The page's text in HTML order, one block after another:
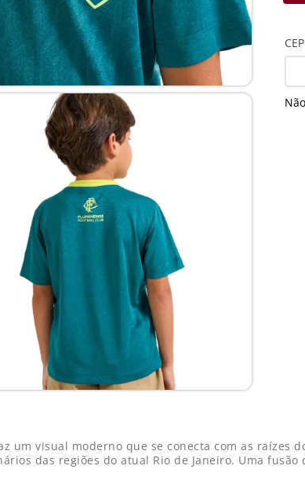
CEP
um visual moderno que se conecta com as raízes
das regiões do atual Rio de Janeiro. Uma